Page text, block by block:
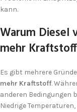
kann.
Warum Diesel
mehr Kraftstoff
Es gibt mehrere
mehr Kraftstoff.
anderen Bedingungen
Niedrige